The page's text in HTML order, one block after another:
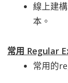
線上建
本。
常用 Regular
常用的